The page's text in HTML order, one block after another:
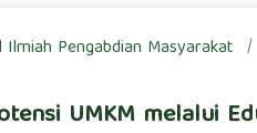
Pengabdian Masyarakat /
UMKM melalui